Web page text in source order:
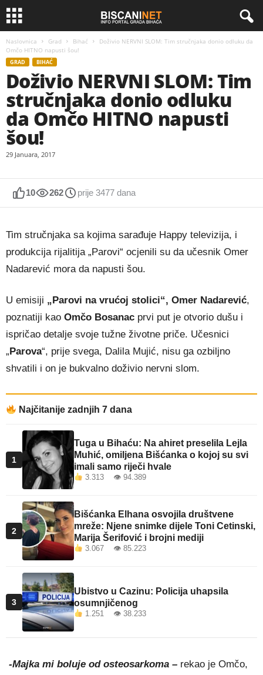
Naslovnica Grad Bihać
Doživio NERVNI SLOM: Tim stručnjaka donio odluku da
Omčo HITNO napusti šou!
GRAD BIHAĆ
Doživio NERVNI SLOM: Tim
stručnjaka donio odluku
da Omčo HITNO napusti
šou!
29 Januara, 2017
10 262 prije 3477 dana
Tim stručnjaka sa kojima sarađuje Happy televizija, i
produkcija rijalitija „Parovi“ ocjenili su da učesnik Omer
Nadarević mora da napusti šou.
U emisiji „Parovi na vrućoj stolici“, Omer Nadarević,
poznatiji kao Omčo Bosanac prvi put je otvorio dušu i
ispričao detalje svoje tužne životne priče. Učesnici
„Parova“, prije svega, Dalila Mujić, nisu ga ozbiljno
shvatili i on je bukvalno doživio nervni slom.
Najčitanije zadnjih 7 dana
1
Tuga u Bihaću: Na ahiret preselila Lejla
Muhić, omiljena Bišćanka o kojoj su svi
imali samo riječi hvale
3.313 👁 94.389
2
Bišćanka Elhana osvojila društvene
mreže: Njene snimke dijele Toni Cetinski,
Marija Šerifović i brojni mediji
3.067 👁 85.223
3
Ubistvo u Cazinu: Policija uhapsila
osumnjičenog
1.251 👁 38.233
-Majka mi boluje od osteosarkoma – rekao je Omčo,